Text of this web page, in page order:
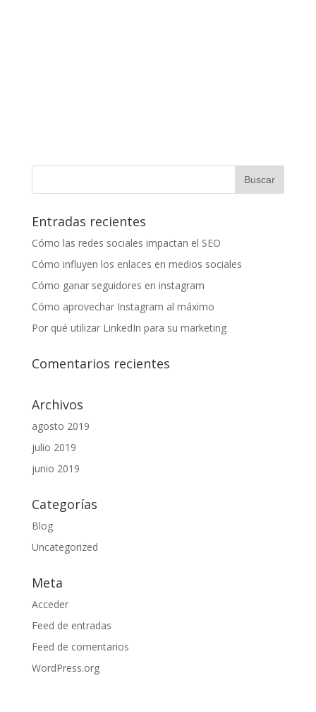
Entradas recientes
Cómo las redes sociales impactan el SEO
Cómo influyen los enlaces en medios sociales
Cómo ganar seguidores en instagram
Cómo aprovechar Instagram al máximo
Por qué utilizar LinkedIn para su marketing
Comentarios recientes
Archivos
agosto 2019
julio 2019
junio 2019
Categorías
Blog
Uncategorized
Meta
Acceder
Feed de entradas
Feed de comentarios
WordPress.org